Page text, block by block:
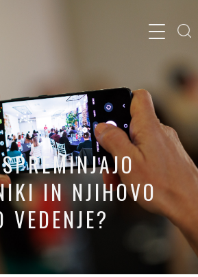
IN NJIHOVO
VEDENJE?